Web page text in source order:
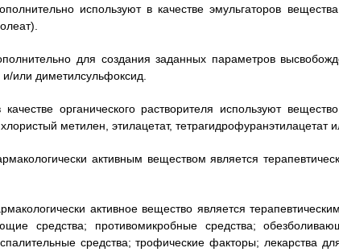
используют в качестве эмульгаторов
для создания заданных параметров
или диметилсульфоксид.
органического растворителя используют
метилен, этилацетат, тетрагидрофуранэтилацетат
активным веществом является
активное вещество является
средства; противомикробные средства;
средства; трофические факторы; лекарства